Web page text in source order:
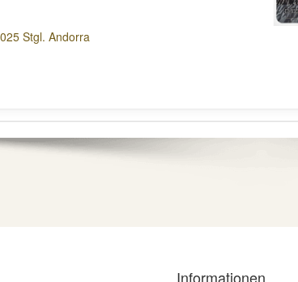
Stgl. Andorra
Informationen